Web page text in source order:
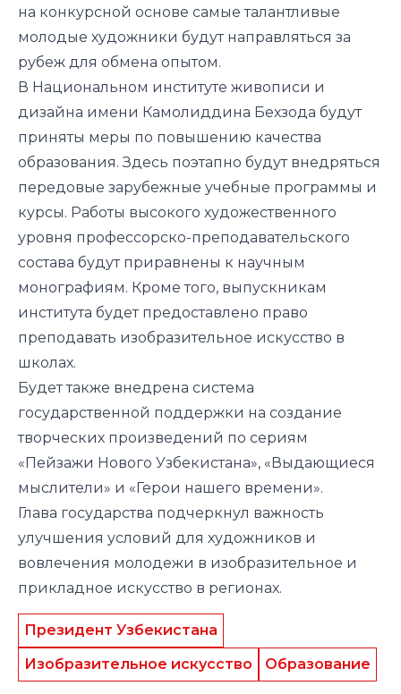
на конкурсной основе самые талантливые
молодые художники будут направляться за
рубеж для обмена опытом.
В Национальном институте живописи и
дизайна имени Камолиддина Бехзода будут
приняты меры по повышению качества
образования. Здесь поэтапно будут внедряться
передовые зарубежные учебные программы и
курсы. Работы высокого художественного
уровня профессорско-преподавательского
состава будут приравнены к научным
монографиям. Кроме того, выпускникам
института будет предоставлено право
преподавать изобразительное искусство в
школах.
Будет также внедрена система
государственной поддержки на создание
творческих произведений по сериям
«Пейзажи Нового Узбекистана», «Выдающиеся
мыслители» и «Герои нашего времени».
Глава государства подчеркнул важность
улучшения условий для художников и
вовлечения молодежи в изобразительное и
прикладное искусство в регионах.
Президент Узбекистана
Изобразительное искусство
Образование